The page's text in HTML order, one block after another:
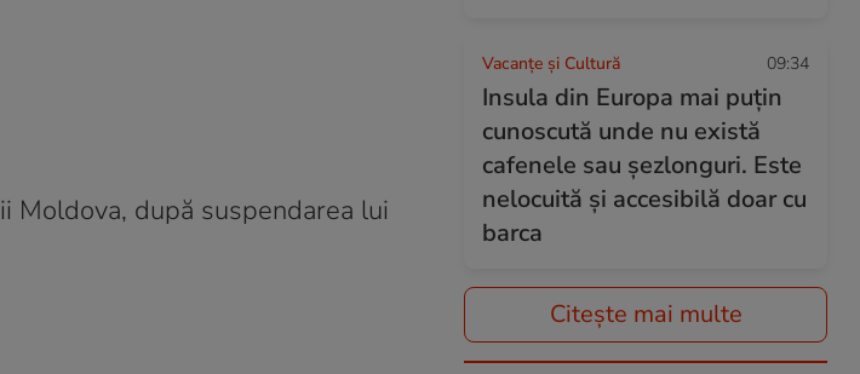
Moldova, după suspendarea lui
Vacanțe și Cultură 09:34
Insula din Europa mai puțin
cunoscută unde nu există
cafenele sau șezlonguri. Este
nelocuită și accesibilă doar cu
barca
Citește mai multe